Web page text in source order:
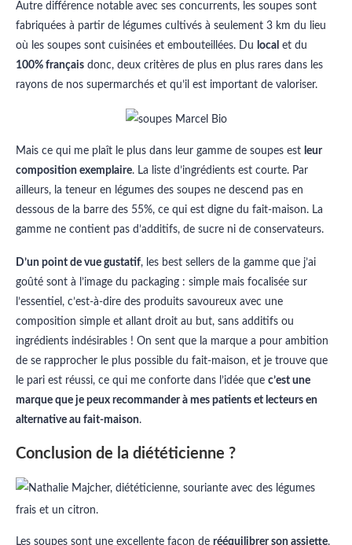
Autre différence notable avec ses concurrents, les soupes sont
fabriquées à partir de légumes cultivés à seulement 3 km du lieu
où les soupes sont cuisinées et embouteillées. Du local et du
100% français donc, deux critères de plus en plus rares dans les
rayons de nos supermarchés et qu’il est important de valoriser.
Mais ce qui me plaît le plus dans leur gamme de soupes est leur
composition exemplaire. La liste d’ingrédients est courte. Par
ailleurs, la teneur en légumes des soupes ne descend pas en
dessous de la barre des 55%, ce qui est digne du fait-maison. La
gamme ne contient pas d’additifs, de sucre ni de conservateurs.
D’un point de vue gustatif, les best sellers de la gamme que j’ai
goûté sont à l’image du packaging : simple mais focalisée sur
l’essentiel, c’est-à-dire des produits savoureux avec une
composition simple et allant droit au but, sans additifs ou
ingrédients indésirables ! On sent que la marque a pour ambition
de se rapprocher le plus possible du fait-maison, et je trouve que
le pari est réussi, ce qui me conforte dans l’idée que c’est une
marque que je peux recommander à mes patients et lecteurs en
alternative au fait-maison.
Conclusion de la diététicienne ?
Les soupes sont une excellente façon de rééquilibrer son assiette,